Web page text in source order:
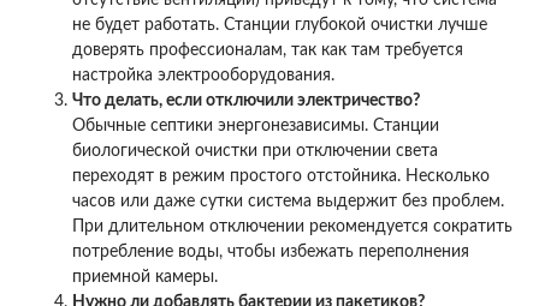
не будет работать. Станции глубокой очистки лучше
доверять профессионалам, так как там требуется
настройка электрооборудования.
Что делать, если отключили электричество?
Обычные септики энергонезависимы. Станции
биологической очистки при отключении света
переходят в режим простого отстойника. Несколько
часов или даже сутки система выдержит без проблем.
При длительном отключении рекомендуется сократить
потребление воды, чтобы избежать переполнения
приемной камеры.